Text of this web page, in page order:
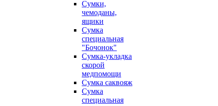
Сумки,
чемоданы,
ящики
Сумка
специальная
"Бочонок"
Сумка-укладка
скорой
медпомощи
Сумка саквояж
Сумка
специальная